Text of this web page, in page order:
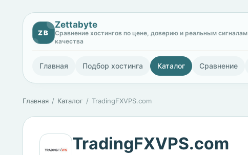
ZB
Zettabyte
Сравнение хостингов по цене, доверию и реальным сигналам
качества
Главная Подбор хостинга Каталог Сравнение
Главная Каталог TradingFXVPS.com
TradingFXVPS.com